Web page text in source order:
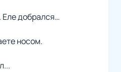
добрался…
носом.